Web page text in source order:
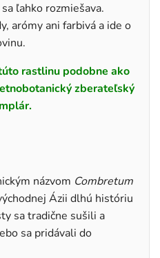
ľahko rozmiešava.
arómy ani farbivá a ide o
rastlinu podobne ako
zberateľský
názvom Combretum
Ázii dlhú históriu
sa tradične sušili a
sa pridávali do